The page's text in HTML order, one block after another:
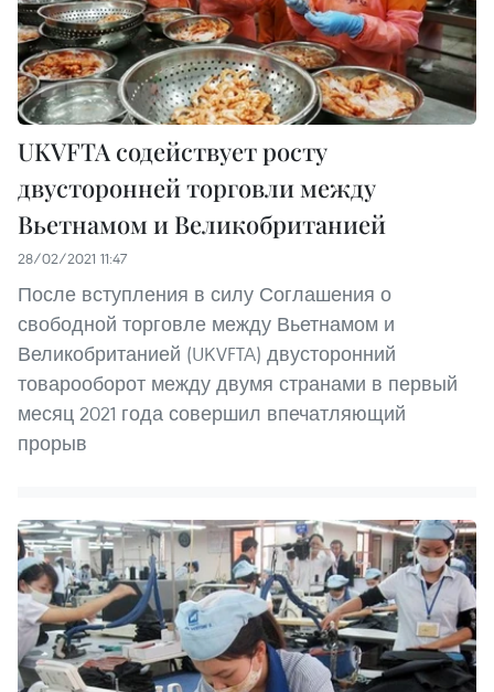
UKVFTA содействует росту
двусторонней торговли между
Вьетнамом и Великобританией
28/02/2021 11:47
После вступления в силу Соглашения о
свободной торговле между Вьетнамом и
Великобританией (UKVFTA) двусторонний
товарооборот между двумя странами в первый
месяц 2021 года совершил впечатляющий
прорыв